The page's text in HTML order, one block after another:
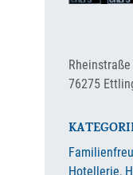
Rheinstraße
76275
Hotellerie,